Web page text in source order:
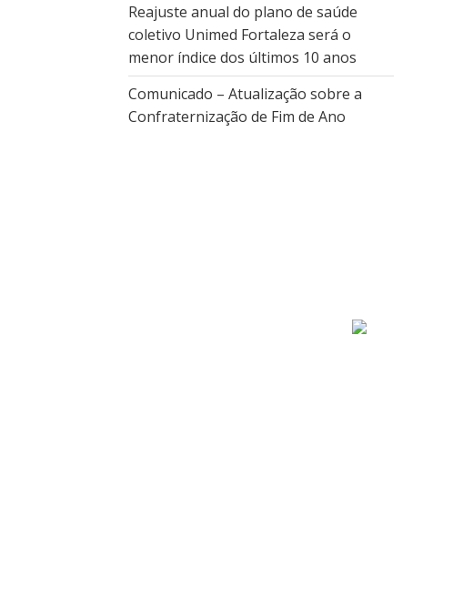
Reajuste anual do plano de saúde
coletivo Unimed Fortaleza será o
menor índice dos últimos 10 anos
Comunicado – Atualização sobre a
Confraternização de Fim de Ano